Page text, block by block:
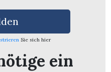
Sie sich hier
ein